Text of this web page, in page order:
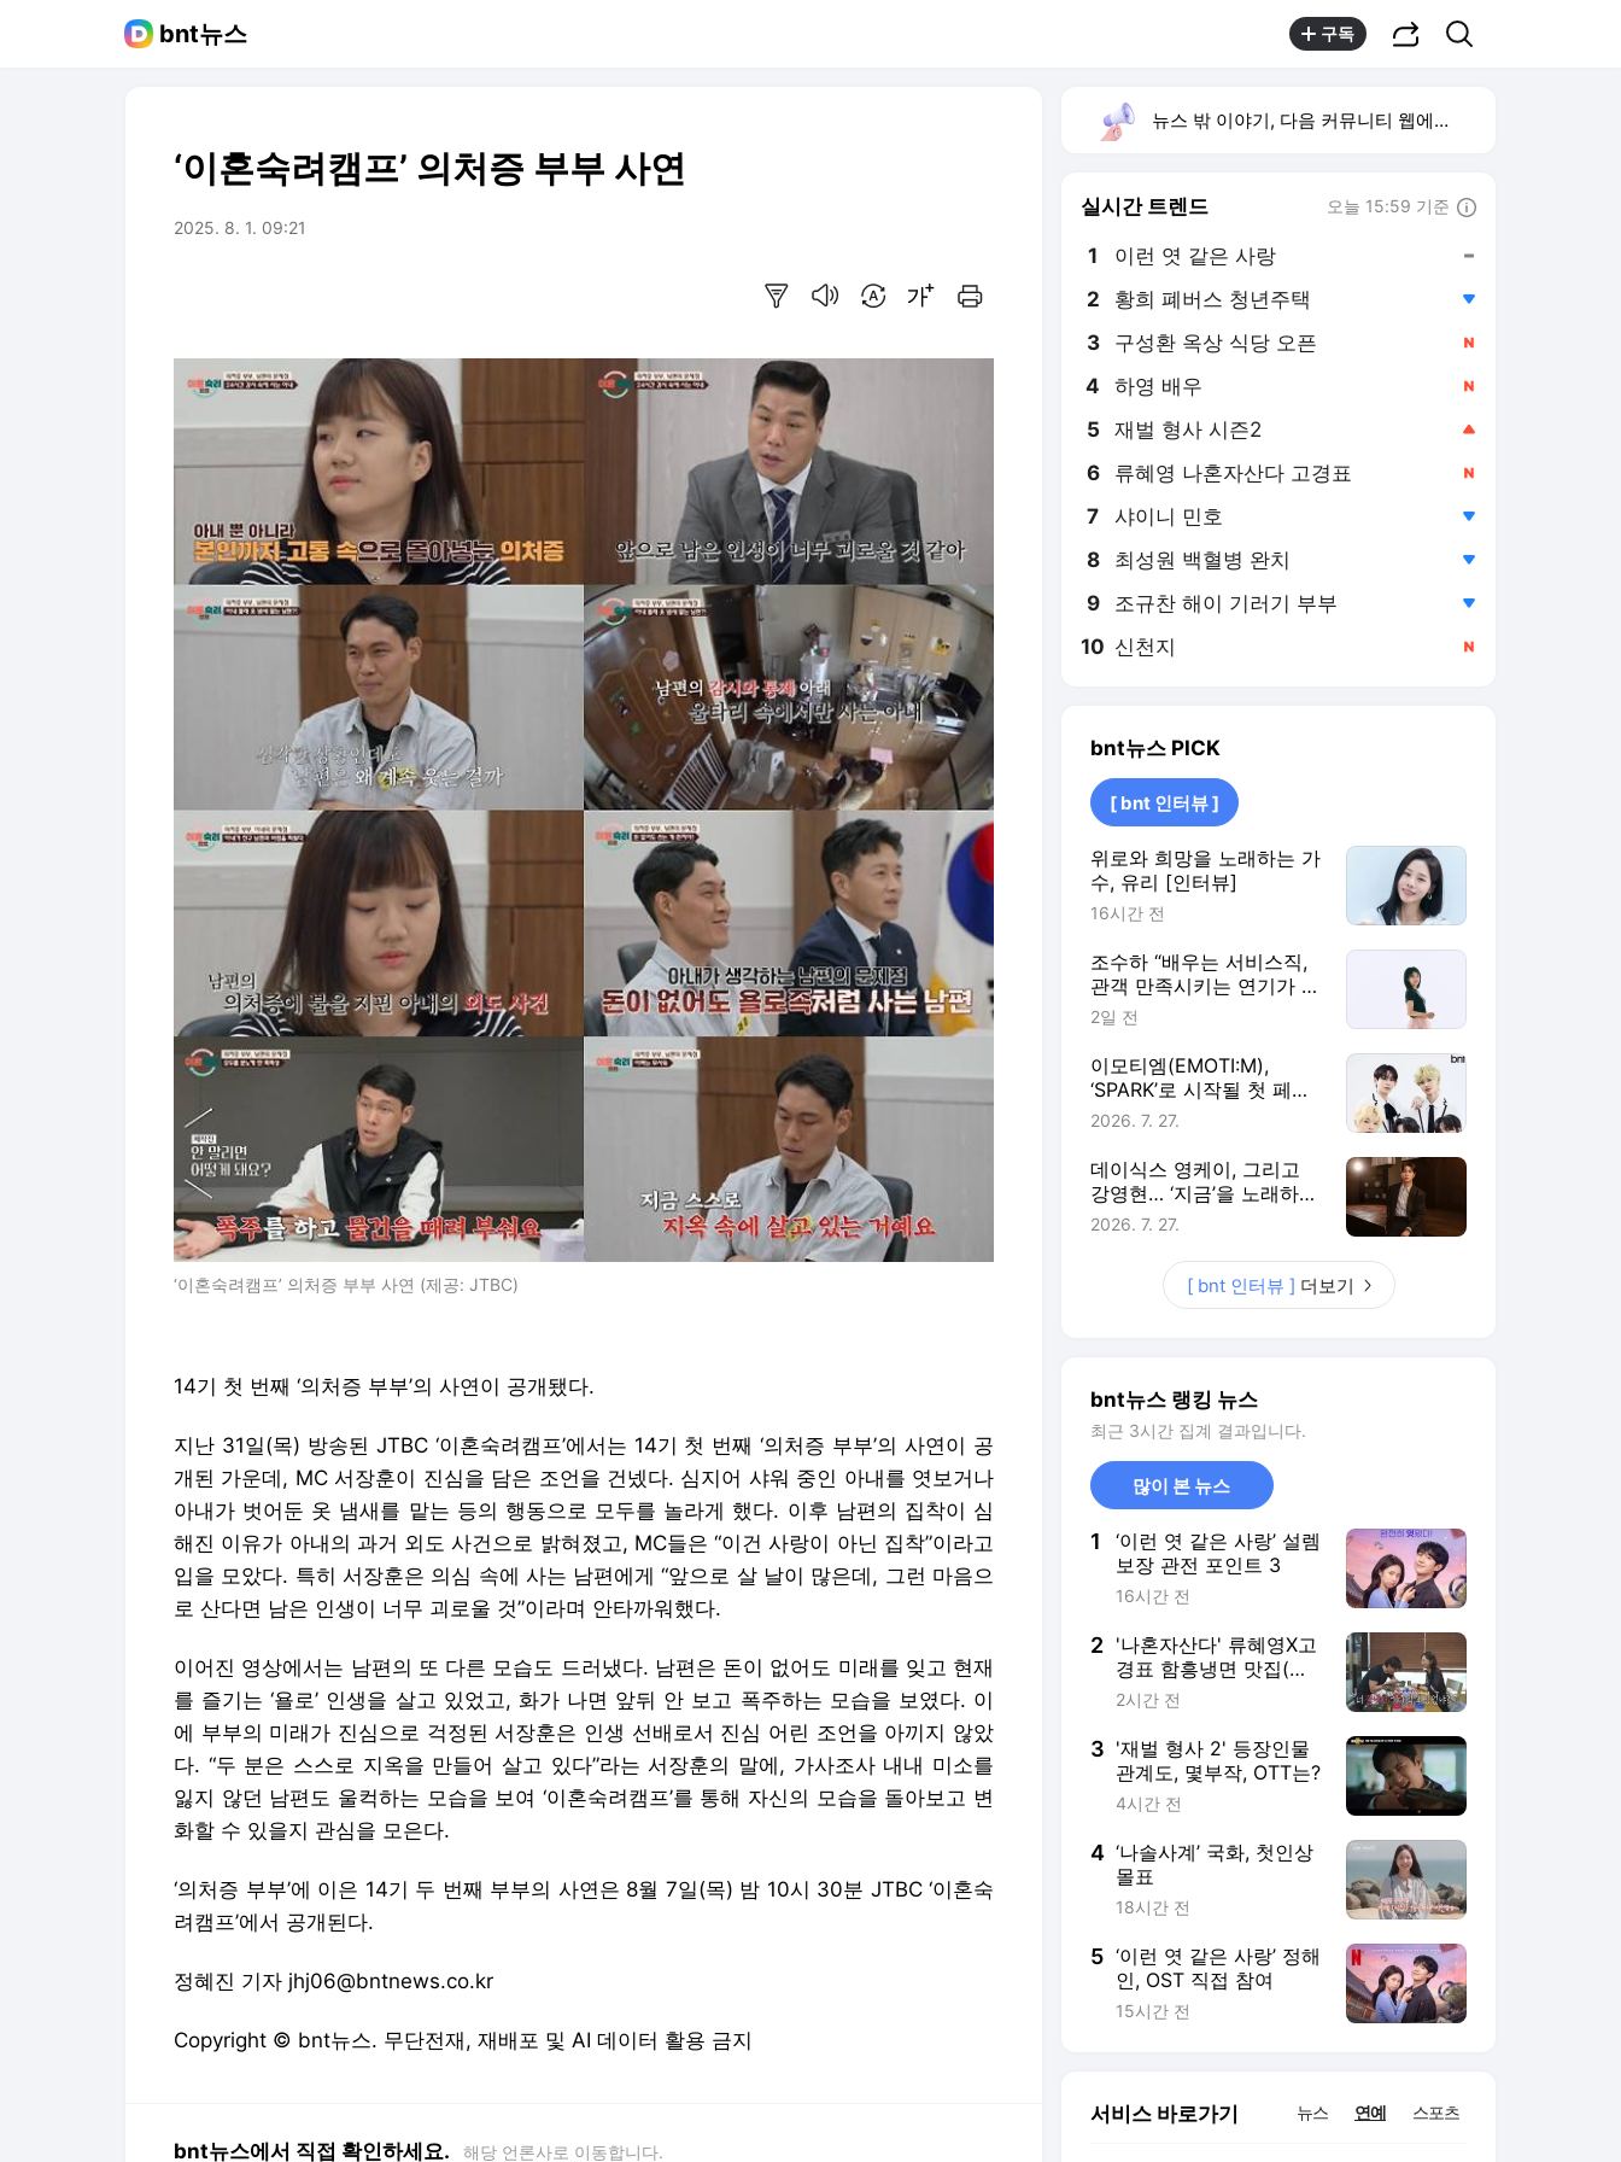
bnt뉴스 구독
‘이혼숙려캠프’ 의처증 부부 사연
2025. 8. 1. 09:21
‘이혼숙려캠프’ 의처증 부부 사연 (제공: JTBC)
14기 첫 번째 ‘의처증 부부’의 사연이 공개됐다.
지난 31일(목) 방송된 JTBC ‘이혼숙려캠프’에서는 14기 첫 번째 ‘의처증 부부’의 사연이 공
개된 가운데, MC 서장훈이 진심을 담은 조언을 건넸다. 심지어 샤워 중인 아내를 엿보거나
아내가 벗어둔 옷 냄새를 맡는 등의 행동으로 모두를 놀라게 했다. 이후 남편의 집착이 심
해진 이유가 아내의 과거 외도 사건으로 밝혀졌고, MC들은 “이건 사랑이 아닌 집착”이라고
입을 모았다. 특히 서장훈은 의심 속에 사는 남편에게 “앞으로 살 날이 많은데, 그런 마음으
로 산다면 남은 인생이 너무 괴로울 것”이라며 안타까워했다.
이어진 영상에서는 남편의 또 다른 모습도 드러냈다. 남편은 돈이 없어도 미래를 잊고 현재
를 즐기는 ‘욜로’ 인생을 살고 있었고, 화가 나면 앞뒤 안 보고 폭주하는 모습을 보였다. 이
에 부부의 미래가 진심으로 걱정된 서장훈은 인생 선배로서 진심 어린 조언을 아끼지 않았
다. “두 분은 스스로 지옥을 만들어 살고 있다”라는 서장훈의 말에, 가사조사 내내 미소를
잃지 않던 남편도 울컥하는 모습을 보여 ‘이혼숙려캠프’를 통해 자신의 모습을 돌아보고 변
화할 수 있을지 관심을 모은다.
‘의처증 부부’에 이은 14기 두 번째 부부의 사연은 8월 7일(목) 밤 10시 30분 JTBC ‘이혼숙
려캠프’에서 공개된다.
정혜진 기자 jhj06@bntnews.co.kr
Copyright © bnt뉴스. 무단전재, 재배포 및 AI 데이터 활용 금지
bnt뉴스에서 직접 확인하세요. 해당 언론사로 이동합니다.
뉴스 밖 이야기, 다음 커뮤니티 웹에서 보기
실시간 트렌드 오늘 15:59 기준
1 이런 엿 같은 사랑
2 황희 폐버스 청년주택
4 하영 배우
5 재벌 형사 시즌2
6 류혜영 나혼자산다 고경표
7 샤이니 민호
8 최성원 백혈병 완치
9 조규찬 해이 기러기 부부
10 신천지
bnt뉴스 PICK
[ bnt 인터뷰 ]
위로와 희망을 노래하는 가
수, 유리 [인터뷰]
16시간 전
조수하 “배우는 서비스직,
관객 만족시키는 연기가 먼
저” [인터뷰]
2일 전
이모티엠(EMOTI:M),
‘SPARK’로 시작될 첫 페이
지 [인터뷰]
2026. 7. 27.
데이식스 영케이, 그리고
강영현… ‘지금’을 노래하는
아티스트 [인터뷰]
2026. 7. 27.
[ bnt 인터뷰 ] 더보기
bnt뉴스 랭킹 뉴스
최근 3시간 집계 결과입니다.
많이 본 뉴스
1
‘이런 엿 같은 사랑’ 설렘
보장 관전 포인트 3
16시간 전
2 '나혼자산다' 류혜영X고
경표 함흥냉면 맛집(나
혼산)
2시간 전
3 '재벌 형사 2' 등장인물
관계도, 몇부작, OTT는?
4시간 전
4 ‘나솔사계’ 국화, 첫인상
몰표
18시간 전
5 ‘이런 엿 같은 사랑’ 정해
인, OST 직접 참여
15시간 전
서비스 바로가기 뉴스 연예 스포츠